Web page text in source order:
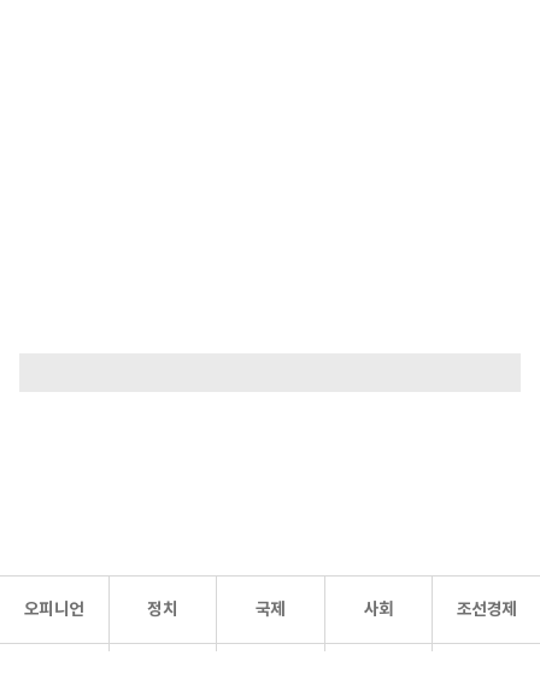
오피니언 정치 국제 사회 조선경제